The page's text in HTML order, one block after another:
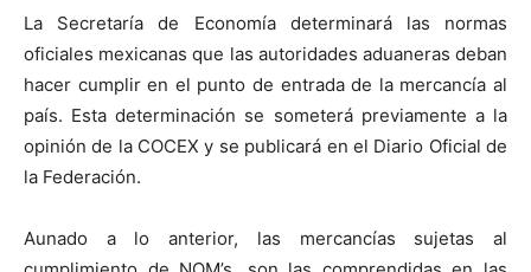
La Secretaría de Economía determinará las normas
oficiales mexicanas que las autoridades aduaneras deban
hacer cumplir en el punto de entrada de la mercancía al
país. Esta determinación se someterá previamente a la
opinión de la COCEX y se publicará en el Diario Oficial de
la Federación.
Aunado a lo anterior, las mercancías sujetas al